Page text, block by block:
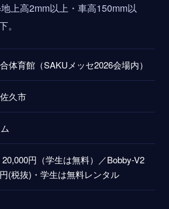
上高2mm以上・車高150mm以
。
体育館（SAKUメッセ2026会場内）
久市
円（学生は無料）／Bobby-V2
(税抜)・学生は無料レンタル